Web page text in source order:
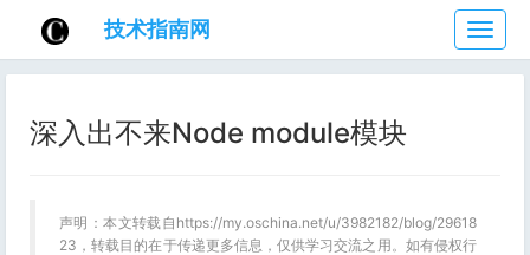
技
术
指
技术指南网
深入出不来Node module模块
声明：本文转载自https://my.oschina.net/u/3982182/blog/29618
23，转载目的在于传递更多信息，仅供学习交流之用。如有侵权行